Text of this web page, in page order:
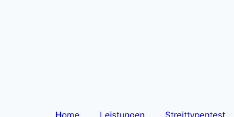
Home Leistungen Streittypentest